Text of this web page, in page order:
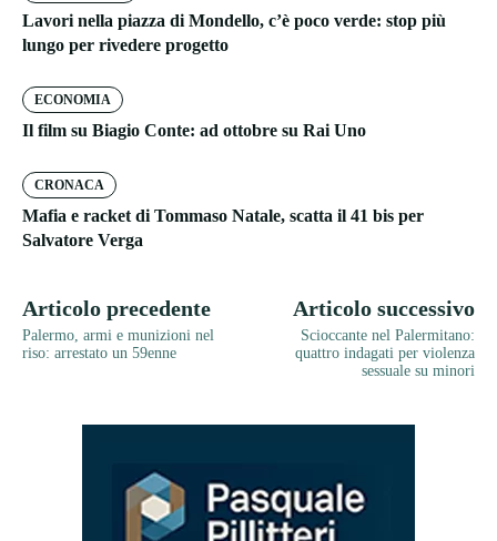
Lavori nella piazza di Mondello, c’è poco verde: stop più
lungo per rivedere progetto
ECONOMIA
Il film su Biagio Conte: ad ottobre su Rai Uno
CRONACA
Mafia e racket di Tommaso Natale, scatta il 41 bis per
Salvatore Verga
Articolo precedente
Palermo, armi e munizioni nel
riso: arrestato un 59enne
Articolo successivo
Scioccante nel Palermitano:
quattro indagati per violenza
sessuale su minori